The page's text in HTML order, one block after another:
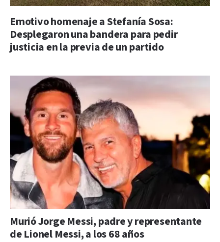
Emotivo homenaje a Stefanía Sosa:
Desplegaron una bandera para pedir
justicia en la previa de un partido
Murió Jorge Messi, padre y representante
de Lionel Messi, a los 68 años